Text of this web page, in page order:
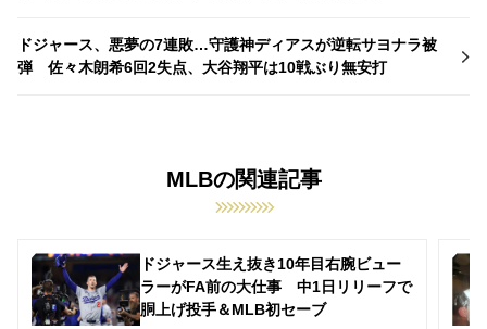
ドジャース、悪夢の7連敗…守護神ディアスが逆転サヨナラ被
弾 佐々木朗希6回2失点、大谷翔平は10戦ぶり無安打
MLBの関連記事
ドジャース生え抜き10年目右腕ビュー
ラーがFA前の大仕事 中1日リリーフで
胴上げ投手＆MLB初セーブ